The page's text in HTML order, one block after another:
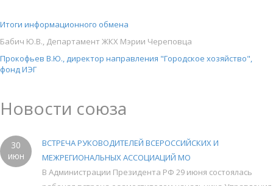
Итоги информационного обмена
Бабич Ю.В., Департамент ЖКХ Мэрии Череповца
Прокофьев В.Ю., директор направления "Городское хозяйство",
фонд ИЭГ
Новости союза
30
июн
ВСТРЕЧА РУКОВОДИТЕЛЕЙ ВСЕРОССИЙСКИХ И
МЕЖРЕГИОНАЛЬНЫХ АССОЦИАЦИЙ МО
В Администрации Президента РФ 29 июня состоялась